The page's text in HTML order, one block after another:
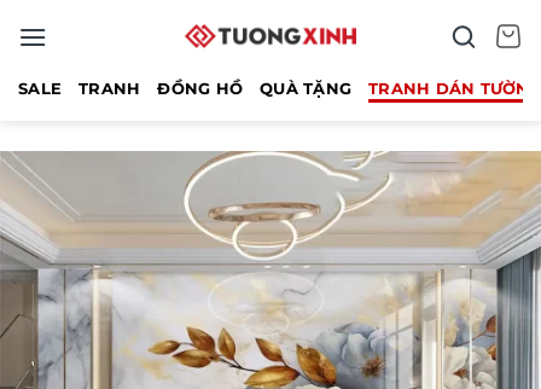
qua
SALE TRANH ĐỒNG HỒ QUÀ TẶNG TRANH DÁN